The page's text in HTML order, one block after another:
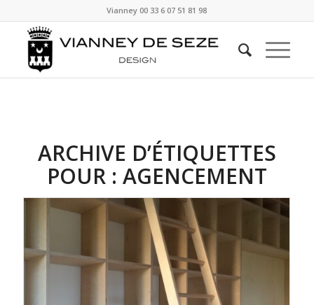
Vianney00 33 6 07 51 81 98
ARCHIVE D’ÉTIQUETTES
POUR : AGENCEMENT